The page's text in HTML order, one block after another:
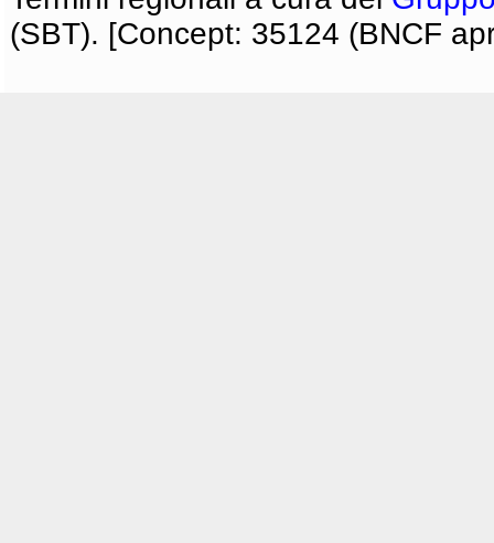
(SBT). [Concept: 35124 (BNCF